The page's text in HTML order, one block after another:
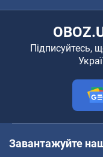
Підписуйтесь,
Завантажуйте